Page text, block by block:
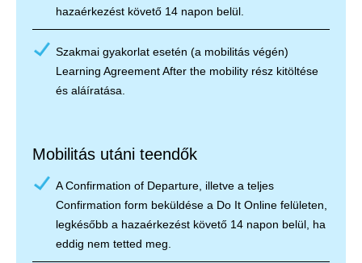
hazaérkezést követő 14 napon belül.
Szakmai gyakorlat esetén (a mobilitás végén)
Learning Agreement After the mobility rész kitöltése
és aláíratása.
Mobilitás utáni teendők
A Confirmation of Departure, illetve a teljes
Confirmation form beküldése a Do It Online felületen,
legkésőbb a hazaérkezést követő 14 napon belül, ha
eddig nem tetted meg.